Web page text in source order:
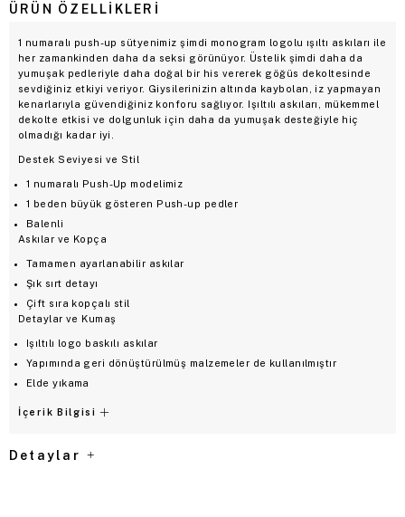
ÜRÜN ÖZELLIKLERI
1 numaralı push-up sütyenimiz şimdi monogram logolu ışıltı askıları ile
her zamankinden daha da seksi görünüyor. Üstelik şimdi daha da
yumuşak pedleriyle daha doğal bir his vererek göğüs dekoltesinde
sevdiğiniz etkiyi veriyor. Giysilerinizin altında kaybolan, iz yapmayan
kenarlarıyla güvendiğiniz konforu sağlıyor. Işıltılı askıları, mükemmel
dekolte etkisi ve dolgunluk için daha da yumuşak desteğiyle hiç
olmadığı kadar iyi.
Destek Seviyesi ve Stil
1 numaralı Push-Up modelimiz
1 beden büyük gösteren Push-up pedler
Balenli
Askılar ve Kopça
Tamamen ayarlanabilir askılar
Şık sırt detayı
Çift sıra kopçalı stil
Detaylar ve Kumaş
Işıltılı logo baskılı askılar
Yapımında geri dönüştürülmüş malzemeler de kullanılmıştır
Elde yıkama
İçerik Bilgisi
Detaylar